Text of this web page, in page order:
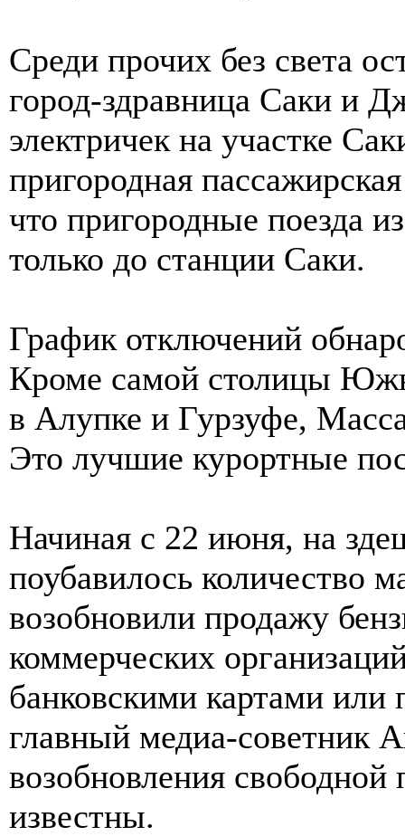
Среди прочих без света
город-здравница Саки и
электричек на участке
пригородная
что пригородные поезда
только до станции Саки.
График отключений
Кроме самой столицы
в Алупке и Гурзуфе,
Это лучшие курортные
Начиная с 22 июня, на
поубавилось количество
возобновили продажу
коммерческих
банковскими картами
главный медиа-советник
возобновления
известны.